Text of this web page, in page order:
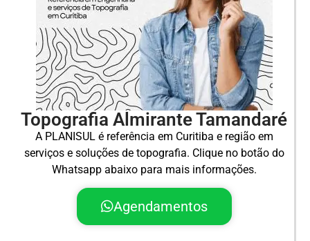
Topografia Almirante Tamandaré
A PLANISUL é referência em Curitiba e região em
serviços e soluções de topografia. Clique no botão do
Whatsapp abaixo para mais informações.
Agendamentos